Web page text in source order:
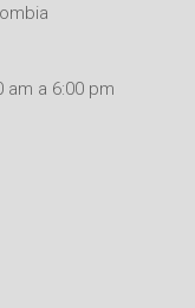
am a 6:00 pm